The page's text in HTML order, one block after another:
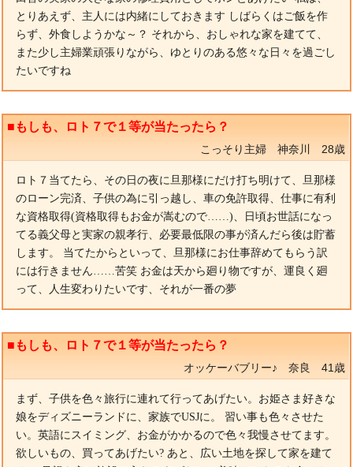
とりあえず、主人には内緒にしておきます しばらくはご飯を作
らず、外食しようかな～？ それから、おしゃれな家を建てて、
また少し主婦業頑張りながら、ゆとりのある悠々な日々を過ごし
たいですね
■もしも、ロト７で１等が当たったら？
こっそり主婦 神奈川 28歳
ロト７当てたら、その日の夜に旦那様にだけ打ち明けて、旦那様
のローン完済、子供の為に引っ越し、車の免許取得、仕事に有利
な資格取得(資格取得もお金が嵩むので……)、日頃お世話になっ
てる義父母と実家の親孝行、必要最低限の事が済んだら後は貯蓄
します。 当てたからといって、旦那様にお仕事辞めてもらう訳
には行きません……苦笑 お金は天から廻り物ですが、運良く廻
って、人生変わりたいです、それが一番の夢
■もしも、ロト７で１等が当たったら？
オッケーバブリー♪ 奈良 41歳
まず、子供を色々旅行に連れて行ってあげたい。お姫さま好きな
娘をディズニーランドに、家族でUSJに。 習い事も色々させた
い。英語にスイミング、お金がかかるので色々我慢させてます。
欲しいもの、買ってあげたい? あと、広い土地を探して家を建て